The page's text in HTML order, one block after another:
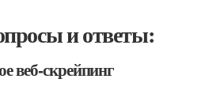
и ответы:
веб-скрейпинг